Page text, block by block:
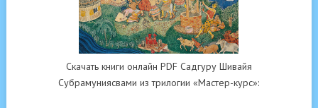
Скачать книги онлайн PDF Садгуру Шивайя
Субрамуниясвами из трилогии «Мастер-курс»: